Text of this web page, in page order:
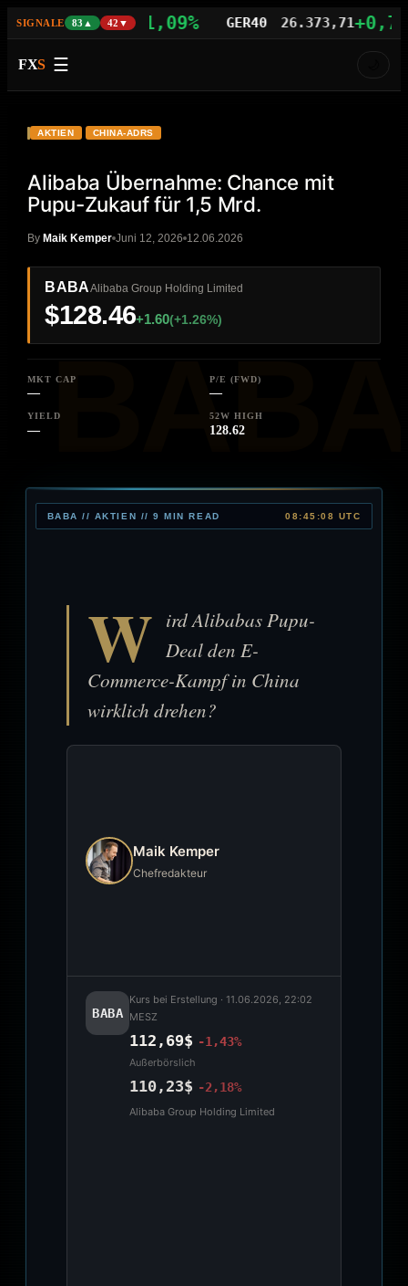
SIGNALE 83▲ 42▼
29.742,21+1,09% GER40 26.373,71+0,77%
FXS ☰
BABA
AKTIEN CHINA-ADRS
Alibaba Übernahme: Chance mit
Pupu-Zukauf für 1,5 Mrd.
ByMaik Kemper Juni 12, 2026 12.06.2026
BABAAlibaba Group Holding Limited
$128.46+1.60(+1.26%)
MKT CAP
—
P/E (FWD)
—
YIELD
—
52W HIGH
128.62
BABA // AKTIEN // 9 MIN READ 08:45:08 UTC
W ird Alibabas Pupu-
Deal den E-
Commerce-Kampf in China
wirklich drehen?
Maik Kemper
Chefredakteur
BABA
Kurs bei Erstellung · 11.06.2026, 22:02
MESZ
112,69$ -1,43%
Außerbörslich
110,23$ -2,18%
Alibaba Group Holding Limited